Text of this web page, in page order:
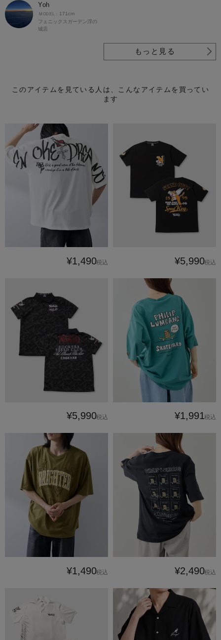
Yoh
フェニックスガーデン浮の
城店
171cm
もっと見る
このアイテムを見ている人は、こんなアイテムを買ってい
ます
¥1,490税込 ¥5,990税込
¥5,990税込 ¥1,991税込
¥1,490税込 ¥2,490税込